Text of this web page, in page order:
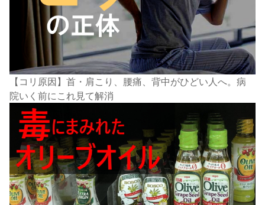
【コリ原因】首・肩こり、腰痛、背中がひどい人へ。病
院いく前にこれ見て解消